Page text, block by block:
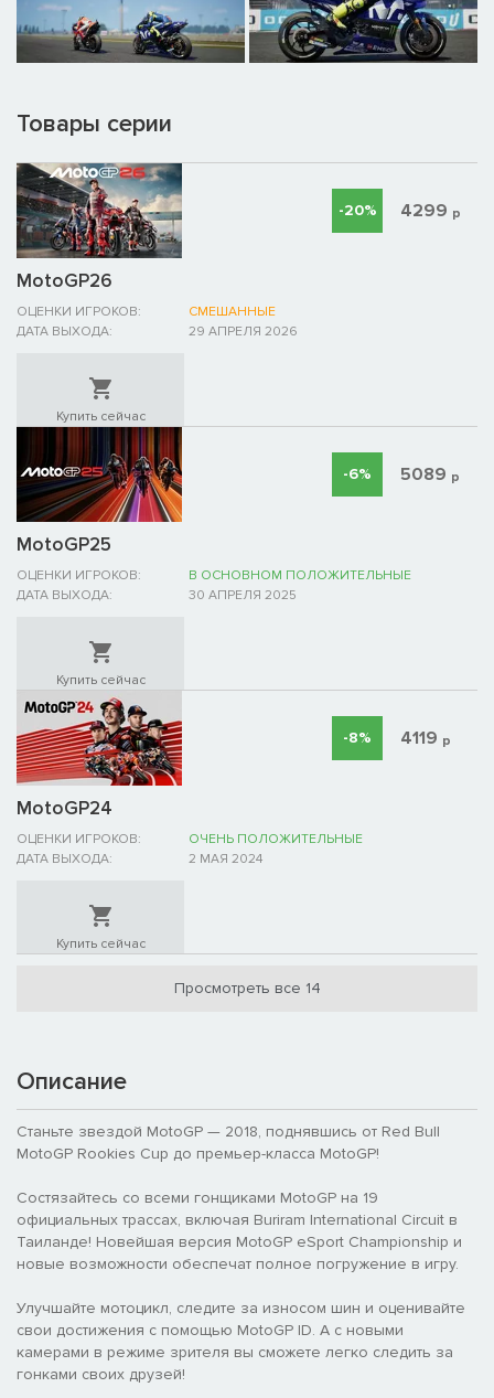
Товары серии
MotoGP26
ОЦЕНКИ ИГРОКОВ:
СМЕШАННЫЕ
ДАТА ВЫХОДА:
29 АПРЕЛЯ 2026
-20% 4299 р
Купить сейчас
MotoGP25
ОЦЕНКИ ИГРОКОВ:
В ОСНОВНОМ ПОЛОЖИТЕЛЬНЫЕ
ДАТА ВЫХОДА:
30 АПРЕЛЯ 2025
-6% 5089 р
Купить сейчас
MotoGP24
ОЦЕНКИ ИГРОКОВ:
ОЧЕНЬ ПОЛОЖИТЕЛЬНЫЕ
ДАТА ВЫХОДА:
2 МАЯ 2024
-8% 4119 р
Купить сейчас
Просмотреть все 14
Описание
Станьте звездой MotoGP — 2018, поднявшись от Red Bull
MotoGP Rookies Cup до премьер-класса MotoGP!
Состязайтесь со всеми гонщиками MotoGP на 19
официальных трассах, включая Buriram International Circuit в
Таиланде! Новейшая версия MotoGP eSport Championship и
новые возможности обеспечат полное погружение в игру.
Улучшайте мотоцикл, следите за износом шин и оценивайте
свои достижения с помощью MotoGP ID. А с новыми
камерами в режиме зрителя вы сможете легко следить за
гонками своих друзей!